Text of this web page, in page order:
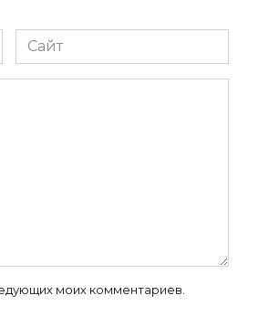
Сайт
моих комментариев.